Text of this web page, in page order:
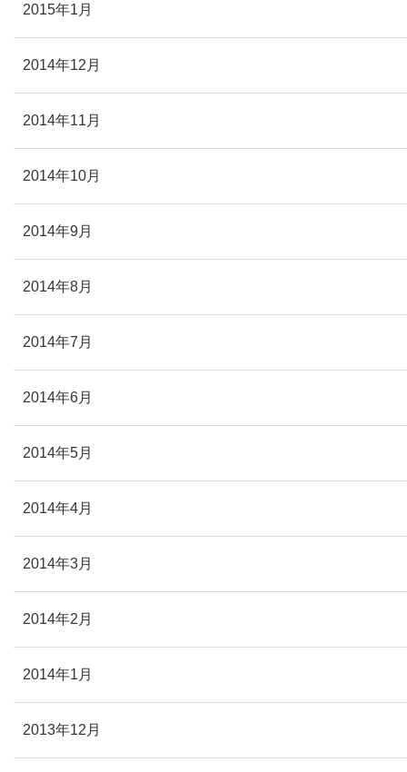
2015年1月
2014年12月
2014年11月
2014年10月
2014年9月
2014年8月
2014年7月
2014年6月
2014年5月
2014年4月
2014年3月
2014年2月
2014年1月
2013年12月